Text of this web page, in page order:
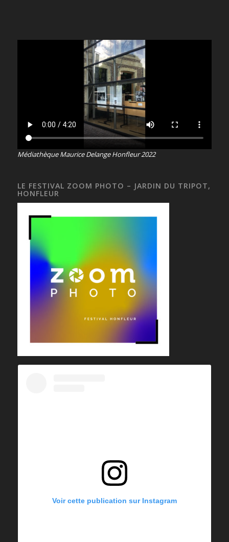
Médiathèque Maurice Delange Honfleur 2022
LE FESTIVAL ZOOM PHOTO – JARDIN DU TRIPOT,
HONFLEUR
Voir cette publication sur Instagram